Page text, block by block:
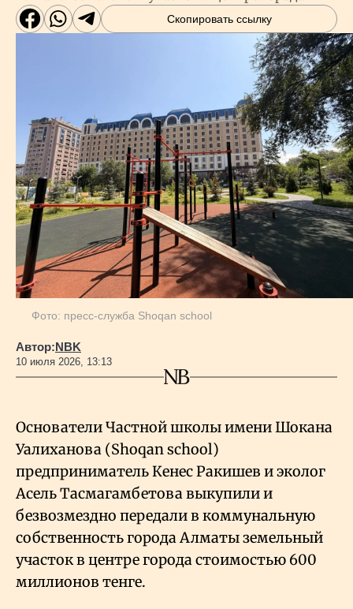
Скопировать ссылку
Фото: пресс-служба Shoqan school
Автор:NBK
10 июля 2026, 13:13
Основатели Частной школы имени Шокана
Уалиханова (Shoqan school)
предприниматель Кенес Ракишев и эколог
Асель Тасмагамбетова выкупили и
безвозмездно передали в коммунальную
собственность города Алматы земельный
участок в центре города стоимостью 600
миллионов тенге.